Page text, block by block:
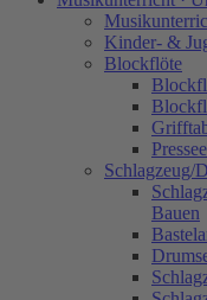
Kinder- &
Blockflöte
Schlagzeug/
Bauen